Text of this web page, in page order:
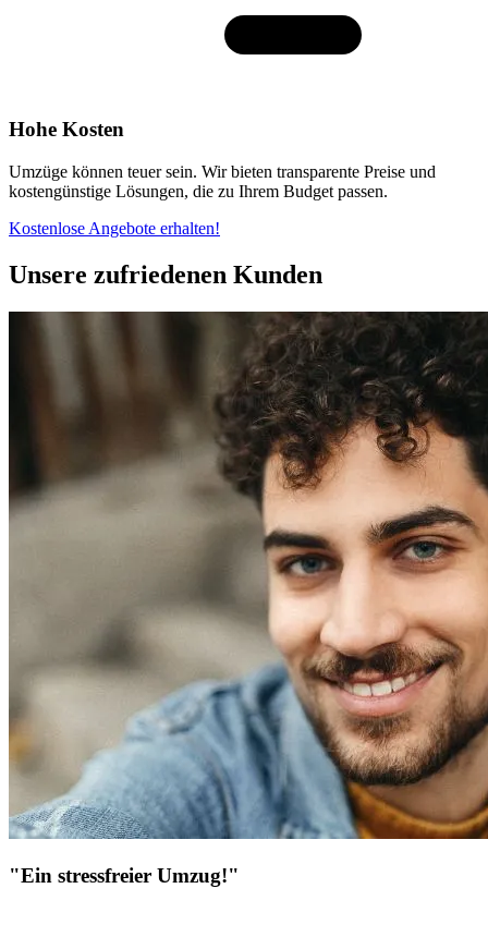
Hohe Kosten
Umzüge können teuer sein. Wir bieten transparente Preise und
kostengünstige Lösungen, die zu Ihrem Budget passen.
Kostenlose Angebote erhalten!
Unsere zufriedenen Kunden
"Ein stressfreier Umzug!"